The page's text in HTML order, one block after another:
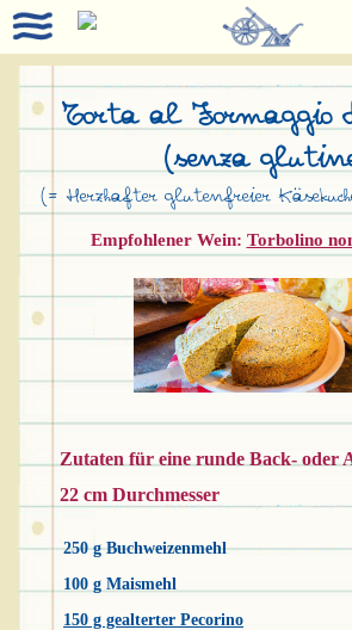
Torta al Formaggio
(senza
(= Herzhafter glutenfreier
Empfohlener Wein: Torbolino
Zutaten für eine runde Back- oder
22 cm Durchmesser
250 g Buchweizenmehl
100 g Maismehl
150 g gealterter Pecorino